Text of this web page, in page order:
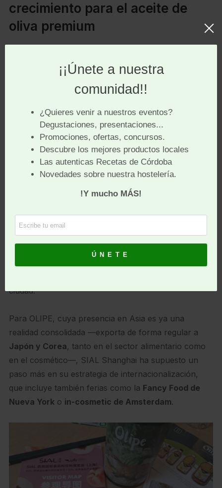
crecimiento para el aceite de
oliva premium
reducido —apenas 37 gramos per cápita anuales—
pero crece de forma sostenida. En 2021 el país
importó más de 52.000 toneladas, y las previsiones
apuntan a alcanzar las 180.000 toneladas en 2030,
impulsadas por el aumento de la clase media, la
urbanización y un interés creciente por la
alimentación saludable y los productos premium
occidentales.
España es el principal proveedor de aceite de oliva a
para analizar esa posición y detectar oportunidades.
Durante la feria, la interprofesional del aceite de oliva
español realizó acciones de promoción de gran
visibilidad, incluyendo publicidad en el icónico edificio
ciudad.
Para OLIPE, cuya presencia en Asia es ya una
realidad consolidada —exporta de forma regular a
Japón y Corea, tanto en el sector alimentario como
en el cosmético—, SIAL Shanghai ha supuesto un
paso más en su estrategia de internacionalización,
que incluye también ferias como la Fancy Food de
Nueva Yorko in-cosmetic de Amsterdam.